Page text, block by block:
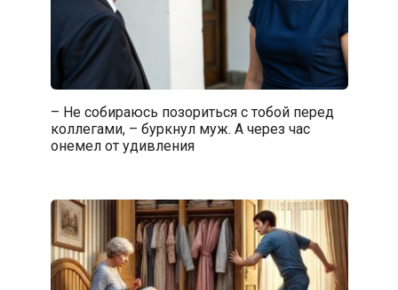
– Не собираюсь позориться с тобой перед
коллегами, – буркнул муж. А через час
онемел от удивления